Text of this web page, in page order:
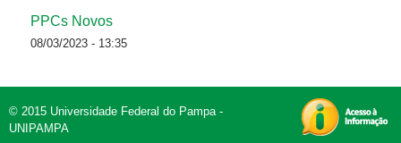
PPCs Novos
08/03/2023 - 13:35
© 2015 Universidade Federal do Pampa -
UNIPAMPA